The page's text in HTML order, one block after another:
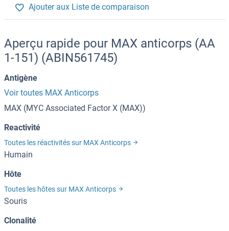
Ajouter aux Liste de comparaison
Aperçu rapide pour MAX anticorps (AA
1-151) (ABIN561745)
Antigène
Voir toutes MAX Anticorps
MAX (MYC Associated Factor X (MAX))
Reactivité
Toutes les réactivités sur MAX Anticorps
Humain
Hôte
Toutes les hôtes sur MAX Anticorps
Souris
Clonalité